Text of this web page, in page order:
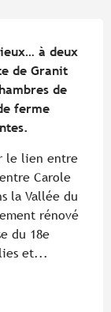
à deux
de Granit
de
ferme
le lien entre
Carole
la Vallée du
rénové
du 18e
et...